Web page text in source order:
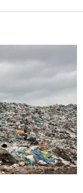
tiết